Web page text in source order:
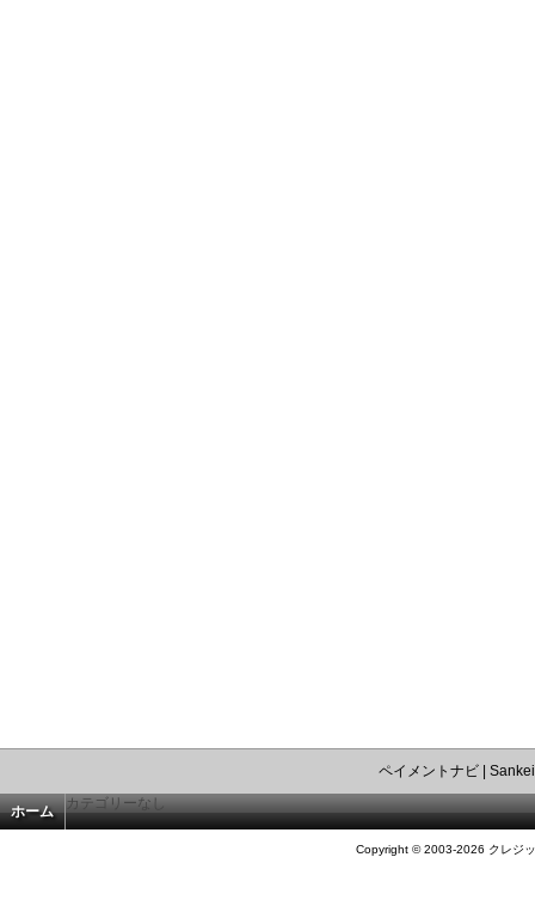
ペイメントナビ|
ホーム カテゴリーなし
Copyright © 2003-2026 クレジ